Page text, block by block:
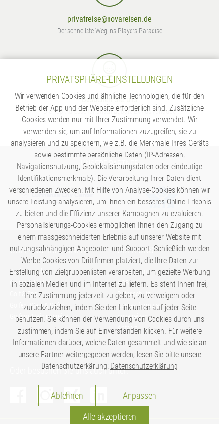
privatreise@novareisen.de
Der schnellste Weg ins Players Paradise
Besuchen Sie uns
Die Top-Adresse für unschlagbare Exklusivurlaube
UNSERE PARTNER
GOLF-INSPIRATIONEN
Golf & Beach
Golfen & Kultur
Golf & Spa
Golfen, Wein & Safari
Golfpro Trainingsreise
ÜBER UNS
Impressum
AGB
Datenschutz
Kontaktformular
nova reisen
Anfahrt
Oder besuchen Sie uns auch unter:
PRIVATSPHÄRE-EINSTELLUNGEN
Wir verwenden Cookies und ähnliche Technologien, die für den
Betrieb der App und der Website erforderlich sind. Zusätzliche
Cookies werden nur mit Ihrer Zustimmung verwendet. Wir
verwenden sie, um auf Informationen zuzugreifen, sie zu
analysieren und zu speichern, wie z.B. die Merkmale Ihres Geräts
sowie bestimmte persönliche Daten (IP-Adressen,
Navigationsnutzung, Geolokalisierungsdaten oder eindeutige
Identifikationsmerkmale). Die Verarbeitung Ihrer Daten dient
verschiedenen Zwecken: Mit Hilfe von Analyse-Cookies können wir
unsere Leistung analysieren, um Ihnen ein besseres Online-Erlebnis
zu bieten und die Effizienz unserer Kampagnen zu evaluieren.
Personalisierungs-Cookies ermöglichen Ihnen den Zugang zu
einem massgeschneiderten Erlebnis auf unserer Website mit
nutzungsabhängigen Angeboten und Support. Schließlich werden
Werbe-Cookies von Drittfirmen platziert, die Ihre Daten zur
Erstellung von Zielgruppenlisten verarbeiten, um gezielte Werbung
in sozialen Medien und im Internet zu liefern. Es steht Ihnen frei,
Ihre Zustimmung jederzeit zu geben, zu verweigern oder
zurückzuziehen, indem Sie den Link unten auf jeder Seite
benutzen. Sie können der Verwendung von Cookies durch uns
zustimmen, indem Sie auf Einverstanden klicken. Für weitere
Informationen darüber, welche Daten gesammelt und wie sie an
unsere Partner weitergegeben werden, lesen Sie bitte unsere
Datenschutzerkärung: Datenschutzerklärung
AnalysenAblehnen Anpassen
Alle akzeptieren